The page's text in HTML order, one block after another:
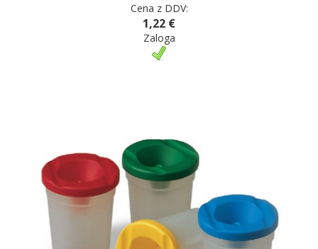
Cena z DDV:
1,22 €
Zaloga